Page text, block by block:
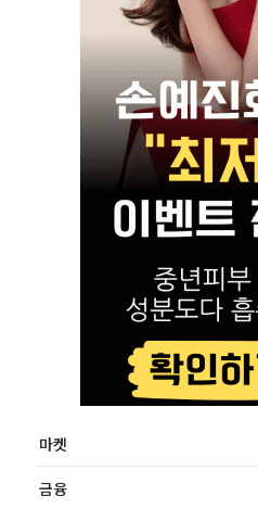
마켓
금융